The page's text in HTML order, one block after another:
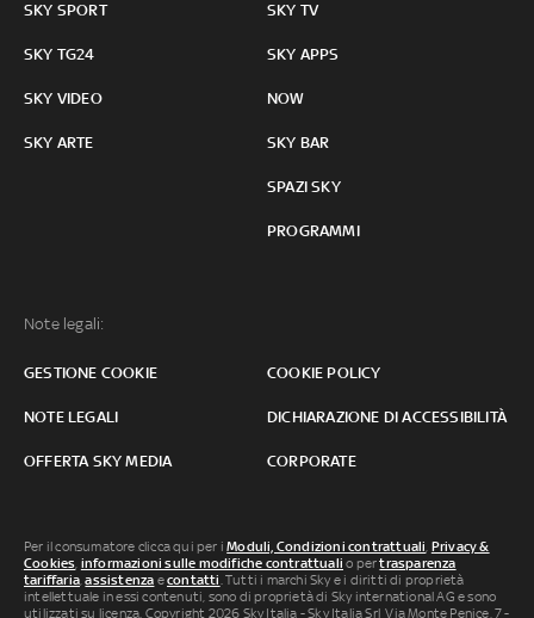
SKY SPORT
SKY TG24
SKY VIDEO
SKY ARTE
SKY TV
SKY APPS
NOW
SKY BAR
SPAZI SKY
PROGRAMMI
Note legali:
GESTIONE COOKIE COOKIE POLICY
NOTE LEGALI DICHIARAZIONE DI ACCESSIBILITÀ
OFFERTA SKY MEDIA CORPORATE
Per il consumatore clicca qui per iModuli, Condizioni contrattuali, Privacy &
Cookies, informazioni sulle modifiche contrattuali o pertrasparenza
tariffaria,assistenza econtatti. Tutti i marchi Sky e i diritti di proprietà
intellettuale in essi contenuti, sono di proprietà di Sky international AG e sono
utilizzati su licenza. Copyright 2026 Sky Italia - Sky Italia Srl Via Monte Penice, 7 -